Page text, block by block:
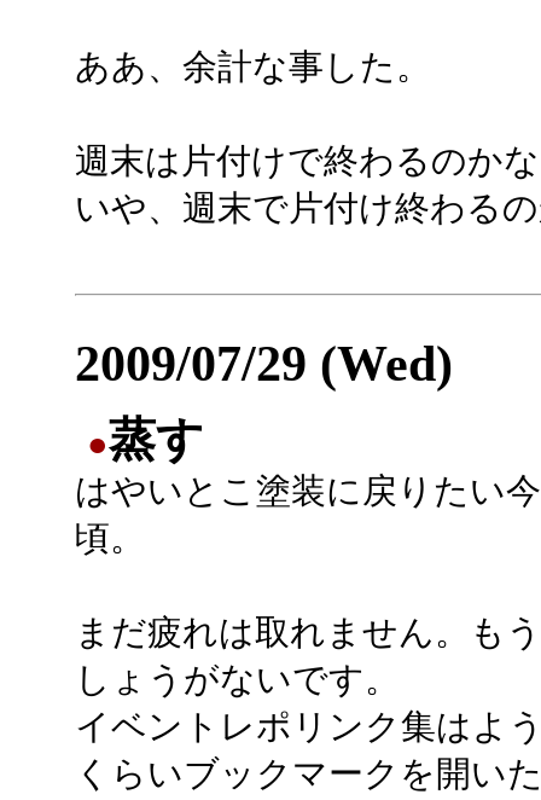
ああ、余計な事した。
週末は片付けで終わるのか
いや、週末で片付け終わる
2009/07/29 (Wed)
●蒸す
はやいとこ塗装に戻りたい
頃。
まだ疲れは取れません。も
しょうがないです。
イベントレポリンク集はよ
くらいブックマークを開い